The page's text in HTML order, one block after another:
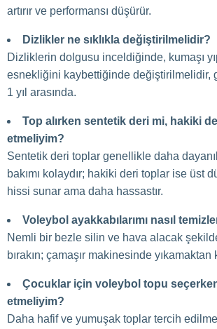
artırır ve performansı düşürür.
Dizlikler ne sıklıkla değiştirilmelidir?
Dizliklerin dolgusu inceldiğinde, kumaşı
esnekliğini kaybettiğinde değiştirilmelidir,
1 yıl arasında.
Top alırken sentetik deri mi, hakiki
etmeliyim?
Sentetik deri toplar genellikle daha
bakımı kolaydır; hakiki deri toplar ise üst
hissi sunar ama daha hassastır.
Voleybol ayakkabılarımı nasıl
Nemli bir bezle silin ve hava alacak
bırakın; çamaşır makinesinde yıkamaktan
Çocuklar için voleybol topu
etmeliyim?
Daha hafif ve yumuşak toplar tercih